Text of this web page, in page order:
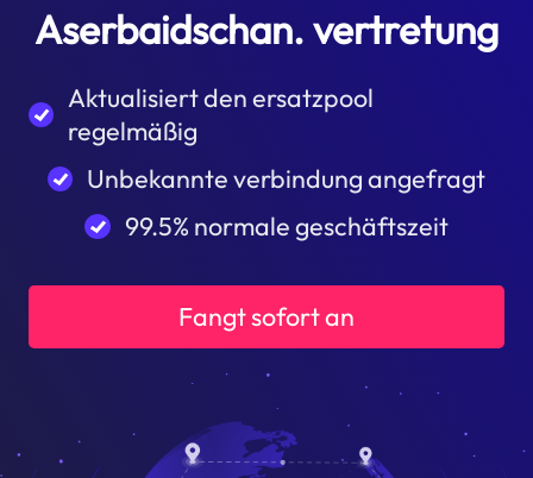
Aserbaidschan. vertretung
Aktualisiert den ersatzpool
regelmäßig
Unbekannte verbindung angefragt
99.5% normale geschäftszeit
Fangt sofort an